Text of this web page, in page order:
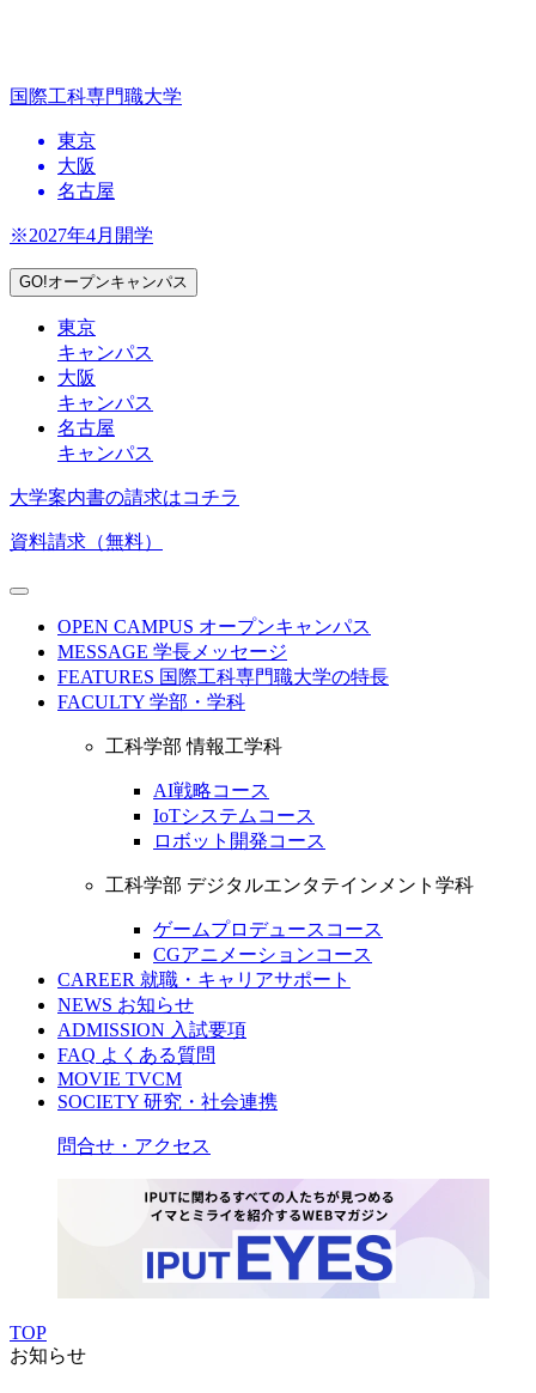
国際工科専門職大学
東京
大阪
名古屋
※2027年4月開学
GO!オープンキャンパス
東京
キャンパス
大阪
キャンパス
名古屋
キャンパス
大学案内書の請求はコチラ
資料請求（無料）
OPEN CAMPUS オープンキャンパス
MESSAGE 学長メッセージ
FEATURES 国際工科専門職大学の特長
FACULTY 学部・学科
工科学部 情報工学科
AI戦略コース
IoTシステムコース
ロボット開発コース
工科学部 デジタルエンタテインメント学科
ゲームプロデュースコース
CGアニメーションコース
CAREER 就職・キャリアサポート
NEWS お知らせ
ADMISSION 入試要項
FAQ よくある質問
MOVIE TVCM
SOCIETY 研究・社会連携
問合せ・アクセス
TOP
お知らせ